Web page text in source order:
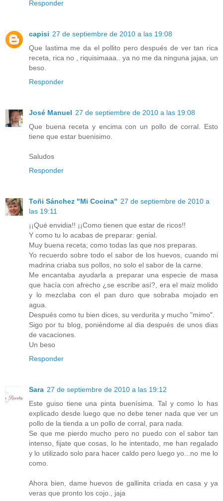
Responder
capisi 27 de septiembre de 2010 a las 19:08
Que lastima me da el pollito pero después de ver tan rica
receta, rica no , riquisimaaa.. ya no me da ninguna jajaa, un
beso.
Responder
José Manuel 27 de septiembre de 2010 a las 19:08
Que buena receta y encima con un pollo de corral. Esto
tiene que estar buenisimo.
Saludos
Responder
Toñi Sánchez "Mi Cocina" 27 de septiembre de 2010 a
las 19:11
¡¡Qué envidia!! ¡¡Como tienen que estar de ricos!!
Y como tu lo acabas de preparar: genial.
Muy buena receta; como todas las que nos preparas.
Yo recuerdo sobre todo el sabor de los huevos, cuando mi
madrina criaba sus pollos, no solo el sabor de la carne.
Me encantaba ayudarla a preparar una especie de masa
que hacía con afrecho ¿se escribe así?, era el maiz molido
y lo mezclaba con el pan duro que sobraba mojado en
agua.
Después como tu bien dices, su verdurita y mucho "mimo".
Sigo por tu blog, poniéndome al dia después de unos dias
de vacaciones.
Un beso
Responder
Sara 27 de septiembre de 2010 a las 19:12
Este guiso tiene una pinta buenísima. Tal y como lo has
explicado desde luego que no debe tener nada que ver un
pollo de la tienda a un pollo de corral, para nada.
Se que me pierdo mucho pero no puedo con el sabor tan
intenso, fijate que cosas, lo he intentado, me han regalado
y lo utilizado solo para hacer caldo pero luego yo...no me lo
como.
Ahora bien, dame huevos de gallinita criada en casa y ya
veras que pronto los cojo., jaja